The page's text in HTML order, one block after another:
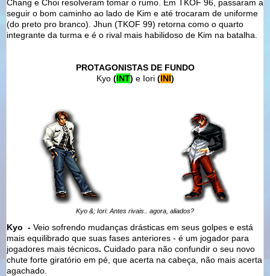
Chang e Choi resolveram tomar o rumo. Em TKOF 96, passaram a
seguir o bom caminho ao lado de Kim e até trocaram de uniforme
(do preto pro branco). Jhun (TKOF 99) retorna como o quarto
integrante da turma e é o rival mais habilidoso de Kim na batalha.
PROTAGONISTAS DE FUNDO
Kyo (INT) e Iori (INI)
Kyo &; Iori: Antes rivais.. agora, aliados?
Kyo - Veio sofrendo mudanças drásticas em seus golpes e está
mais equilibrado que suas fases anteriores - é um jogador para
jogadores mais técnicos. Cuidado para não confundir o seu novo
chute forte giratório em pé, que acerta na cabeça, não mais acerta
agachado.